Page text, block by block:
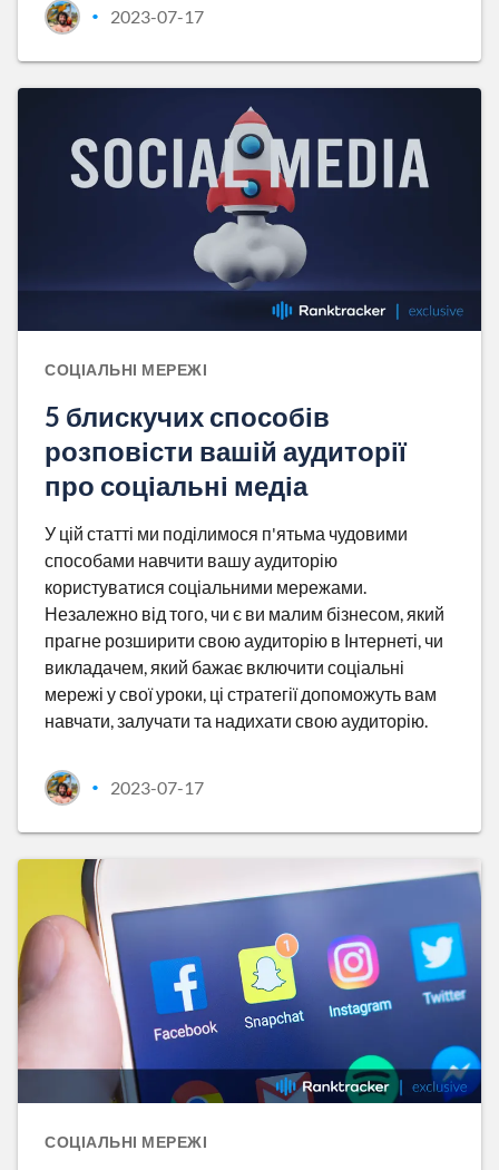
• 2023-07-17
СОЦІАЛЬНІ МЕРЕЖІ
5 блискучих способів
розповісти вашій аудиторії
про соціальні медіа
У цій статті ми поділимося п'ятьма чудовими
способами навчити вашу аудиторію
користуватися соціальними мережами.
Незалежно від того, чи є ви малим бізнесом, який
прагне розширити свою аудиторію в Інтернеті, чи
викладачем, який бажає включити соціальні
мережі у свої уроки, ці стратегії допоможуть вам
навчати, залучати та надихати свою аудиторію.
• 2023-07-17
СОЦІАЛЬНІ МЕРЕЖІ